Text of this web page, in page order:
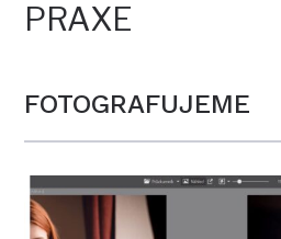
PRAXE
FOTOGRAFUJEME